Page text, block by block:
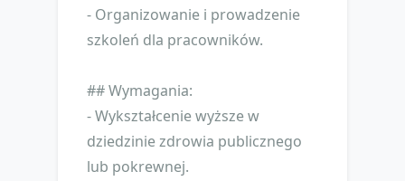
- Organizowanie i prowadzenie
szkoleń dla pracowników.
## Wymagania:
- Wykształcenie wyższe w
dziedzinie zdrowia publicznego
lub pokrewnej.